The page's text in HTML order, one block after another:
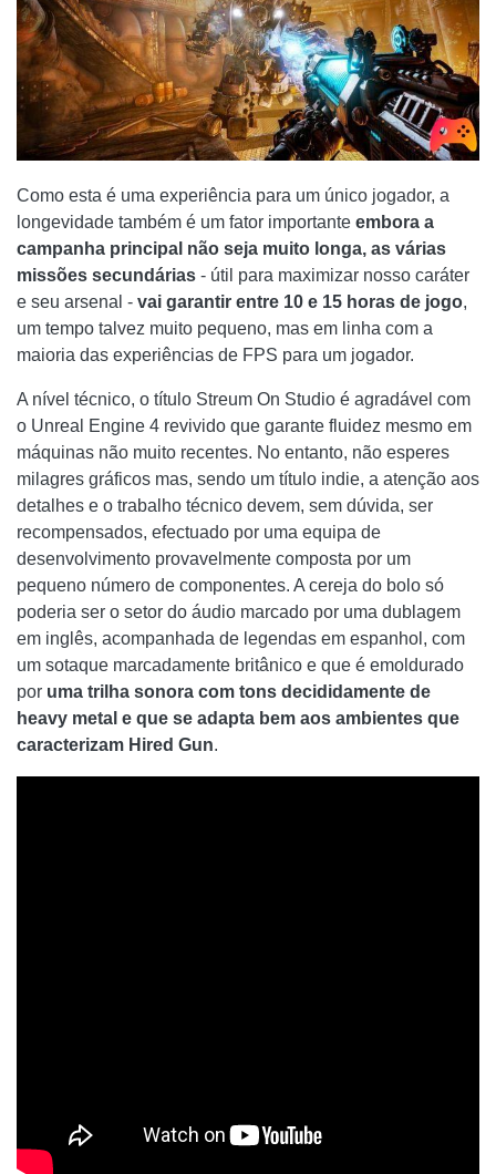
Como esta é uma experiência para um único jogador, a
longevidade também é um fator importante embora a
campanha principal não seja muito longa, as várias
missões secundárias - útil para maximizar nosso caráter
e seu arsenal - vai garantir entre 10 e 15 horas de jogo,
um tempo talvez muito pequeno, mas em linha com a
maioria das experiências de FPS para um jogador.
A nível técnico, o título Streum On Studio é agradável com
o Unreal Engine 4 revivido que garante fluidez mesmo em
máquinas não muito recentes. No entanto, não esperes
milagres gráficos mas, sendo um título indie, a atenção aos
detalhes e o trabalho técnico devem, sem dúvida, ser
recompensados, efectuado por uma equipa de
desenvolvimento provavelmente composta por um
pequeno número de componentes. A cereja do bolo só
poderia ser o setor do áudio marcado por uma dublagem
em inglês, acompanhada de legendas em espanhol, com
um sotaque marcadamente britânico e que é emoldurado
por uma trilha sonora com tons decididamente de
heavy metal e que se adapta bem aos ambientes que
caracterizam Hired Gun.